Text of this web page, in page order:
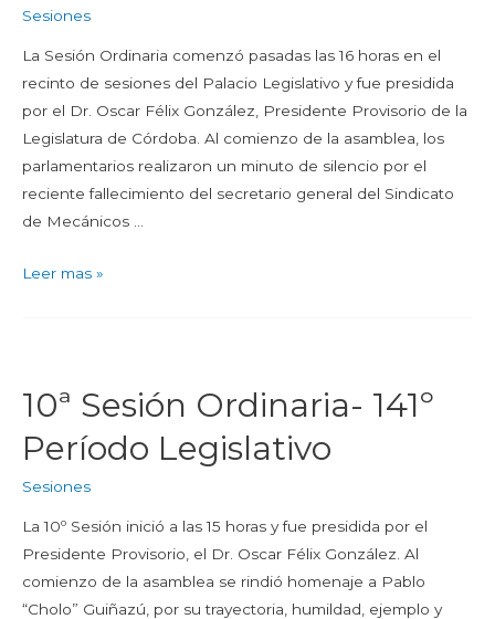
Sesiones
La Sesión Ordinaria comenzó pasadas las 16 horas en el
recinto de sesiones del Palacio Legislativo y fue presidida
por el Dr. Oscar Félix González, Presidente Provisorio de la
Legislatura de Córdoba. Al comienzo de la asamblea, los
parlamentarios realizaron un minuto de silencio por el
reciente fallecimiento del secretario general del Sindicato
de Mecánicos …
Leer mas »
10ª Sesión Ordinaria- 141º
Período Legislativo
Sesiones
La 10º Sesión inició a las 15 horas y fue presidida por el
Presidente Provisorio, el Dr. Oscar Félix González. Al
comienzo de la asamblea se rindió homenaje a Pablo
“Cholo” Guiñazú, por su trayectoria, humildad, ejemplo y